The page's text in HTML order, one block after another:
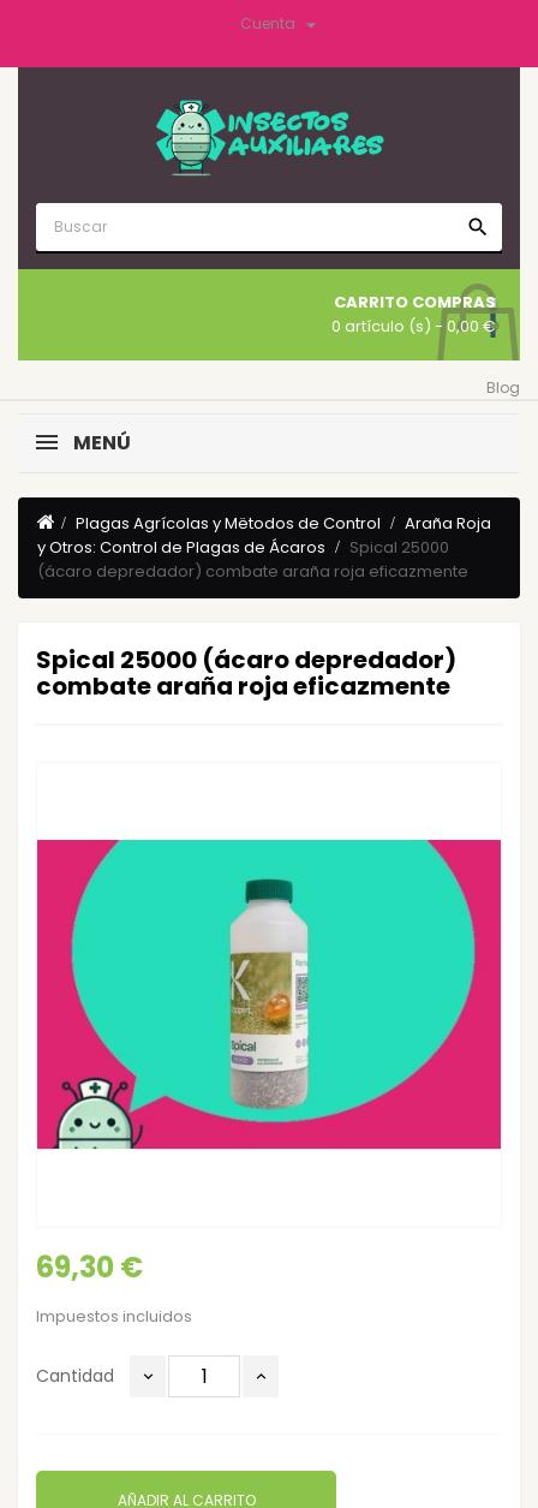
Cuenta 
search
CARRITO COMPRAS
0 artículo (s) - 0,00 €
Blog
MENÚ
Plagas Agrícolas y Mëtodos de Control
Araña Roja
y Otros: Control de Plagas de Ácaros
Spical 25000
(ácaro depredador) combate araña roja eficazmente
Spical 25000 (ácaro depredador)
combate araña roja eficazmente
69,30 €
Impuestos incluidos
Cantidad
AÑADIR AL CARRITO